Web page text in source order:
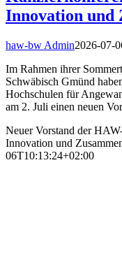
Innovation und
haw-bw Admin2026-07-
Im Rahmen ihrer
Schwäbisch Gmünd
Hochschulen für
am 2. Juli einen neuen
Neuer Vorstand der
Innovation und
06T10:13:24+02:00